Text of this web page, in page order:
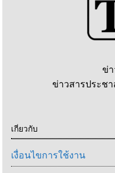
ข่
ข่าวสารประช
เกี่ยวกับ
เงื่อนไขการใช้งาน